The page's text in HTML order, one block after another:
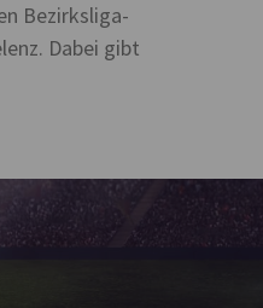
Bezirksliga-
Dabei gibt